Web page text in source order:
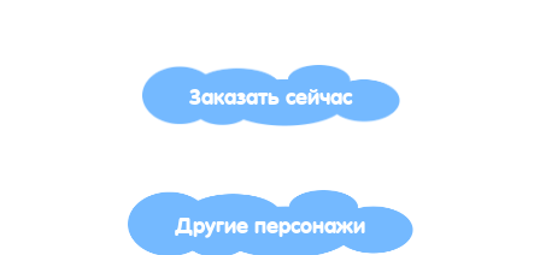
Заказать сейчас
Другие персонажи